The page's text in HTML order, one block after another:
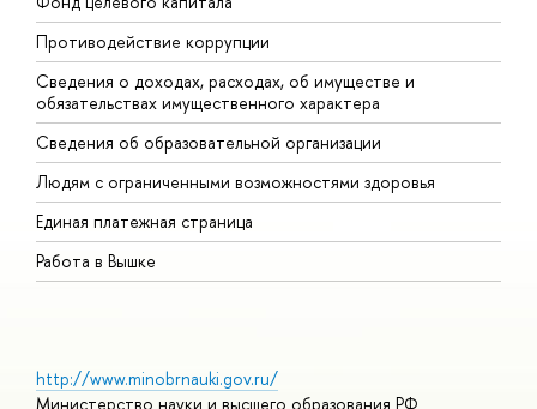
Противодействие коррупции
Сведения о доходах, расходах, об имуществе и
обязательствах имущественного характера
Сведения об образовательной организации
Людям с ограниченными возможностями здоровья
Единая платежная страница
Работа в Вышке
http://www.minobrnauki.gov.ru/
Министерство науки и высшего образования РФ